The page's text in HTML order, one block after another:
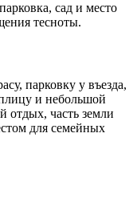
сад и место
тесноты.
парковку у въезда,
и небольшой
отдых, часть земли
для семейных